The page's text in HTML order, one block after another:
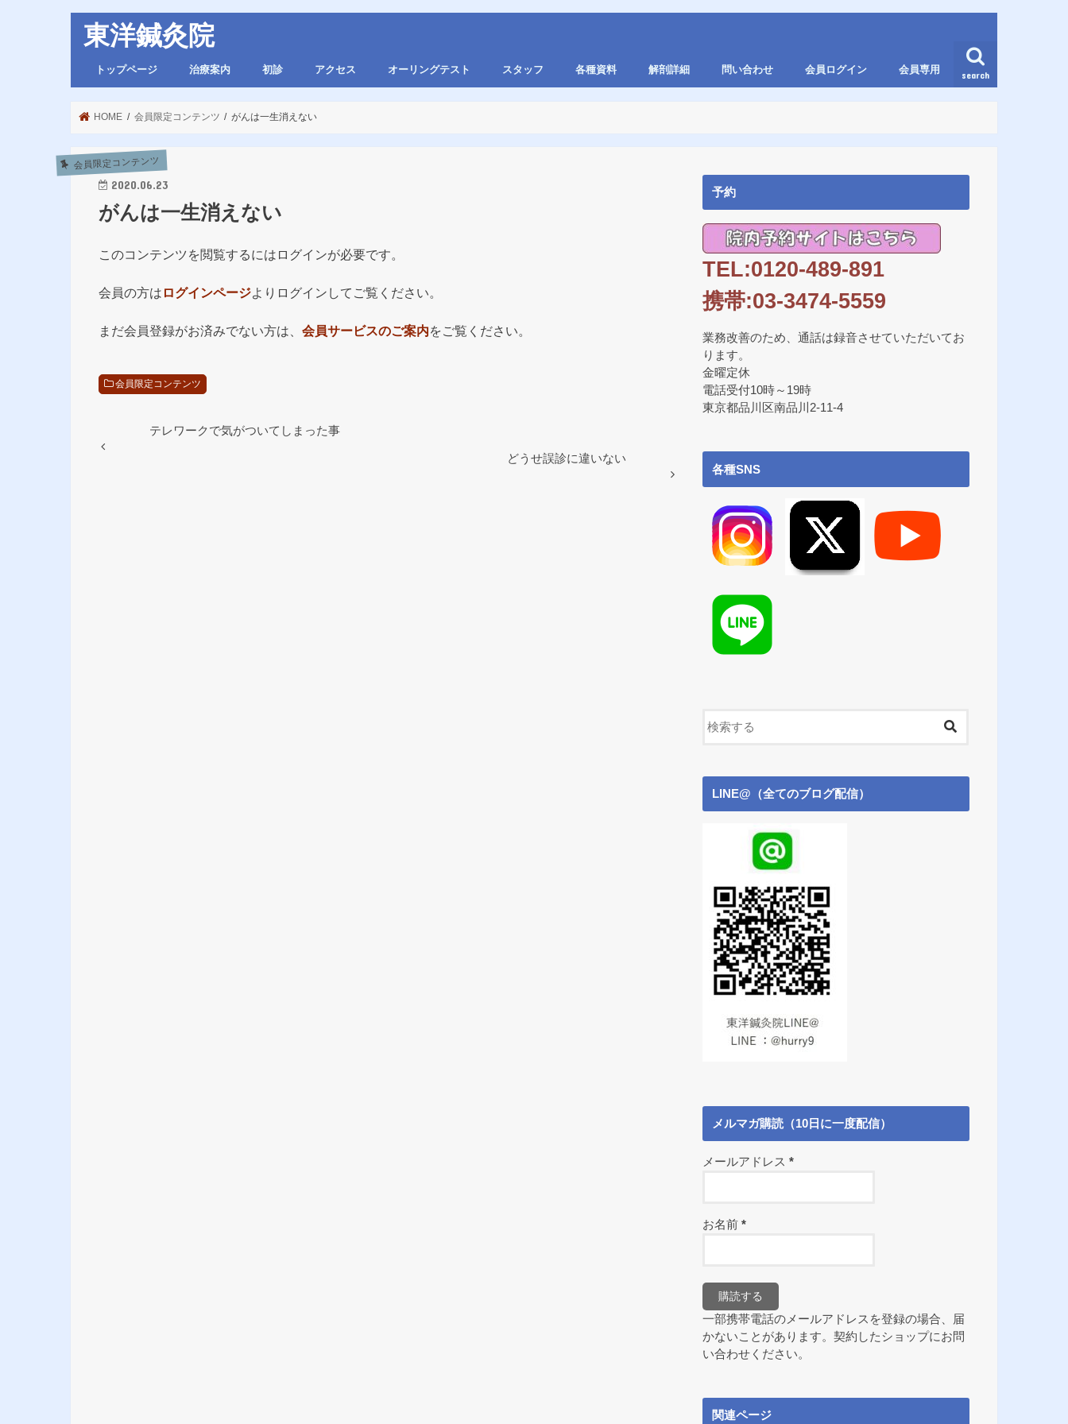
東洋鍼灸院
search
トップページ 治療案内 初診 アクセス オーリングテスト スタッフ 各種資料 解剖詳細 問い合わせ 会員ログイン 会員専用
HOME 会員限定コンテンツ がんは一生消えない
会員限定コンテンツ
2020.06.23
がんは一生消えない
このコンテンツを閲覧するにはログインが必要です。
会員の方は ログインページよりログインしてご覧ください。
まだ会員登録がお済みでない方は、 会員サービスのご案内をご覧ください。
会員限定コンテンツ
テレワークで気がついてしまった事
どうせ誤診に違いない
予約
TEL:0120-489-891
携帯:03-3474-5559
業務改善のため、通話は録音させていただいてお
ります。
金曜定休
電話受付10時～19時
東京都品川区南品川2-11-4
各種SNS
LINE@（全てのブログ配信）
メルマガ購読（10日に一度配信）
メールアドレス *
お名前 *
一部携帯電話のメールアドレスを登録の場合、届
かないことがあります。契約したショップにお問
い合わせください。
関連ページ